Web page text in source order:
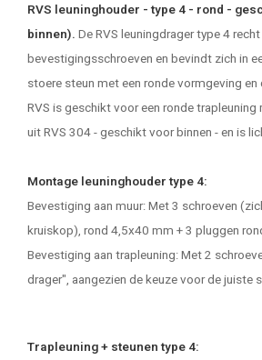
RVS leuninghouder - type 4 - rond -
binnen). De RVS leuningdrager type 4
bevestigingsschroeven en bevindt zich in
stoere steun met een ronde vormgeving
RVS is geschikt voor een ronde
uit RVS 304 - geschikt voor binnen - en is
Montage leuninghouder type 4:
Bevestiging aan muur: Met 3 schroeven
kruiskop), rond 4,5x40 mm + 3 pluggen
Bevestiging aan trapleuning: Met 2
drager", aangezien de keuze voor de
Trapleuning + steunen type 4: